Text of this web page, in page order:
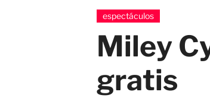
espectáculos
Miley
gratis